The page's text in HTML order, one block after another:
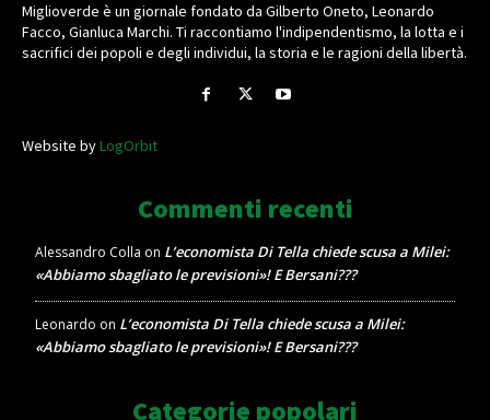
Miglioverde è un giornale fondato da Gilberto Oneto, Leonardo
Facco, Gianluca Marchi. Ti raccontiamo l'indipendentismo, la lotta e i
sacrifici dei popoli e degli individui, la storia e le ragioni della libertà.
Website byLogOrbit
Commenti recenti
Alessandro Colla on L’economista Di Tella chiede scusa a Milei:
«Abbiamo sbagliato le previsioni»! E Bersani???
Leonardo on L’economista Di Tella chiede scusa a Milei:
«Abbiamo sbagliato le previsioni»! E Bersani???
Categorie popolari